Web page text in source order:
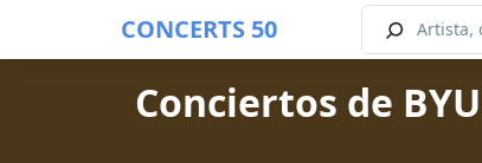
CONCERTS 50
Conciertos de